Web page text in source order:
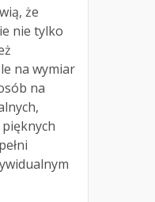
że
nie tylko
na wymiar
na